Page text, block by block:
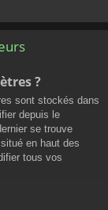
?
sont stockés dans
depuis le
se trouve
en haut des
tous vos